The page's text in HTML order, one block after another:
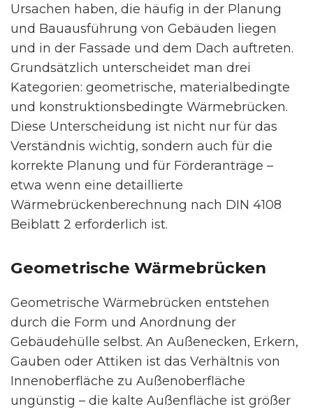
Ursachen haben, die häufig in der Planung
und Bauausführung von Gebäuden liegen
und in der Fassade und dem Dach auftreten.
Grundsätzlich unterscheidet man drei
Kategorien: geometrische, materialbedingte
und konstruktionsbedingte Wärmebrücken.
Diese Unterscheidung ist nicht nur für das
Verständnis wichtig, sondern auch für die
korrekte Planung und für Förderanträge –
etwa wenn eine detaillierte
Wärmebrückenberechnung nach DIN 4108
Beiblatt 2 erforderlich ist.
Geometrische Wärmebrücken
Geometrische Wärmebrücken entstehen
durch die Form und Anordnung der
Gebäudehülle selbst. An Außenecken, Erkern,
Gauben oder Attiken ist das Verhältnis von
Innenoberfläche zu Außenoberfläche
ungünstig – die kalte Außenfläche ist größer